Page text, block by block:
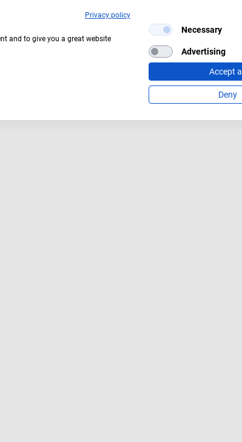
Privacy policy
and to give you a great website
Necessary
Advertising
Accept all
Deny